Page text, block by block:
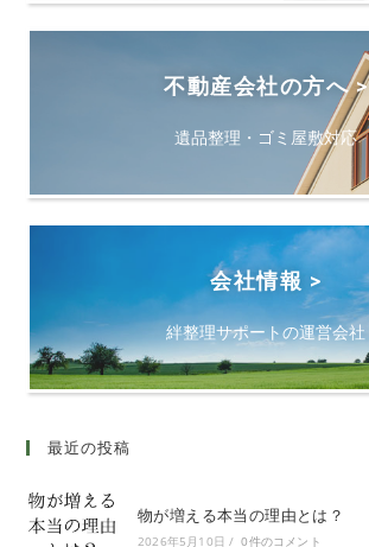
不動産会社の方へ >
遺品整理・ゴミ屋敷対応
会社情報 >
絆整理サポートの運営会社
最近の投稿
物が増える本当の理由とは？
2026年5月10日 / 0件のコメント